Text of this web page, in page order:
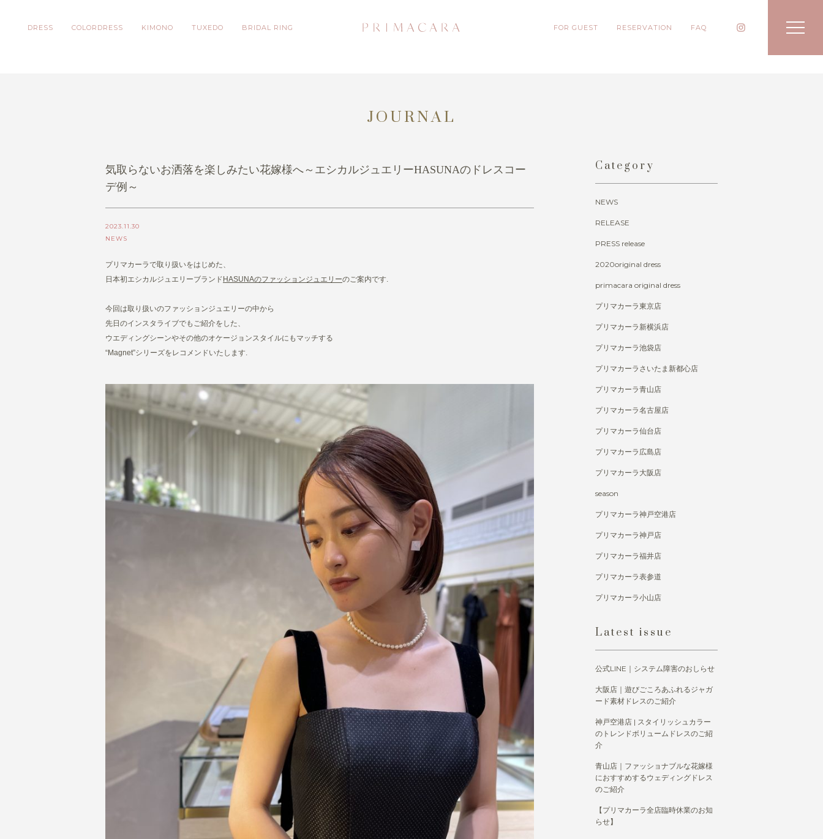
DRESS COLORDRESS KIMONO TUXEDO BRIDAL RING FOR GUEST RESERVATION FAQ
JOURNAL
気取らないお洒落を楽しみたい花嫁様へ～エシカルジュエリーHASUNAのドレスコー
デ例～
2023.11.30
NEWS
プリマカーラで取り扱いをはじめた、
日本初エシカルジュエリーブランド HASUNAのファッションジュエリーのご案内です.
今回は取り扱いのファッションジュエリーの中から
先日のインスタライブでもご紹介をした、
ウエディングシーンやその他のオケージョンスタイルにもマッチする
“Magnet”シリーズをレコメンドいたします.
Category
NEWS
RELEASE
PRESS release
2020original dress
primacara original dress
プリマカーラ東京店
プリマカーラ新横浜店
プリマカーラ池袋店
プリマカーラさいたま新都心店
プリマカーラ青山店
プリマカーラ名古屋店
プリマカーラ仙台店
プリマカーラ広島店
プリマカーラ大阪店
season
プリマカーラ神戸空港店
プリマカーラ神戸店
プリマカーラ福井店
プリマカーラ表参道
プリマカーラ小山店
Latest issue
公式LINE｜システム障害のおしらせ
大阪店｜遊びごころあふれるジャガ
ード素材ドレスのご紹介
神戸空港店 | スタイリッシュカラー
のトレンドボリュームドレスのご紹
介
青山店｜ファッショナブルな花嫁様
におすすめするウェディングドレス
のご紹介
【プリマカーラ全店臨時休業のお知
らせ】